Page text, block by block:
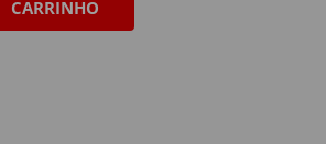
CARRINHO